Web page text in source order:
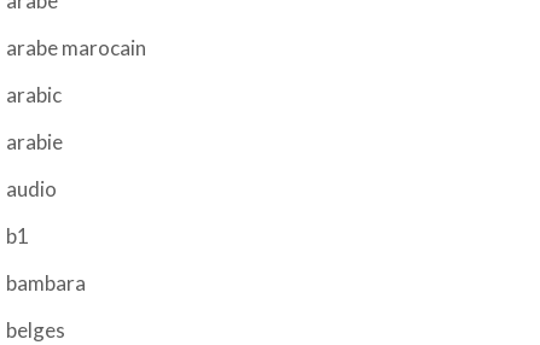
arabe marocain
arabic
arabie
audio
b1
bambara
belges